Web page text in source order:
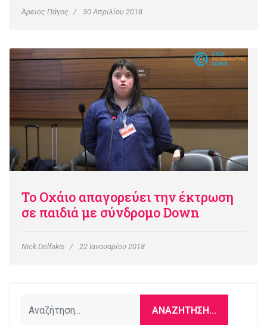
Άρειος Πάγος 30 Απριλίου 2018
Το Οχάιο απαγορεύει την έκτρωση
σε παιδιά με σύνδρομο Down
Nick Delfakis 22 Ιανουαρίου 2018
ΑΝΑΖΉΤΗΣΗ...